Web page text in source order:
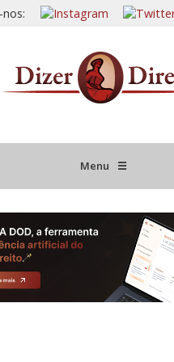
nos:
Menu ☰
JURISPRUDÊNCIA
INFORMATIVOS